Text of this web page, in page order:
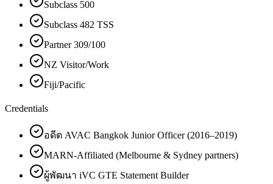
Subclass 500
Subclass 482 TSS
Partner 309/100
NZ Visitor/Work
Fiji/Pacific
Credentials
อดีต AVAC Bangkok Junior Officer (2016–2019)
MARN-Affiliated (Melbourne & Sydney partners)
ผู้พัฒนา iVC GTE Statement Builder